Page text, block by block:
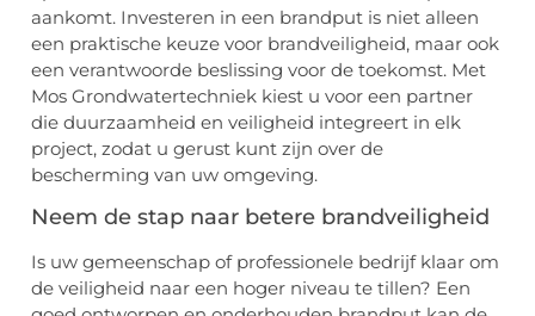
aankomt. Investeren in een brandput is niet alleen
een praktische keuze voor brandveiligheid, maar ook
een verantwoorde beslissing voor de toekomst. Met
Mos Grondwatertechniek kiest u voor een partner
die duurzaamheid en veiligheid integreert in elk
project, zodat u gerust kunt zijn over de
bescherming van uw omgeving.
Neem de stap naar betere brandveiligheid
Is uw gemeenschap of professionele bedrijf klaar om
de veiligheid naar een hoger niveau te tillen? Een